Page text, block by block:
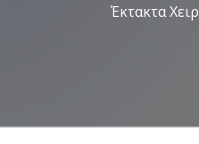
Έκτακτα